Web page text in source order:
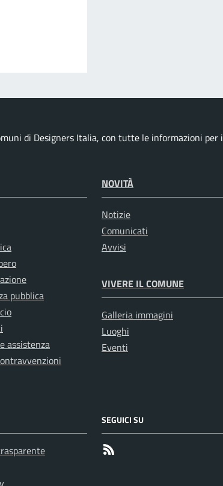
di Designers Italia, con tutte le informazioni per i
pubblica
assistenza
NOVITÀ
Notizie
Comunicati
Avvisi
VIVERE IL COMUNE
Galleria immagini
Luoghi
Eventi
SEGUICI SU